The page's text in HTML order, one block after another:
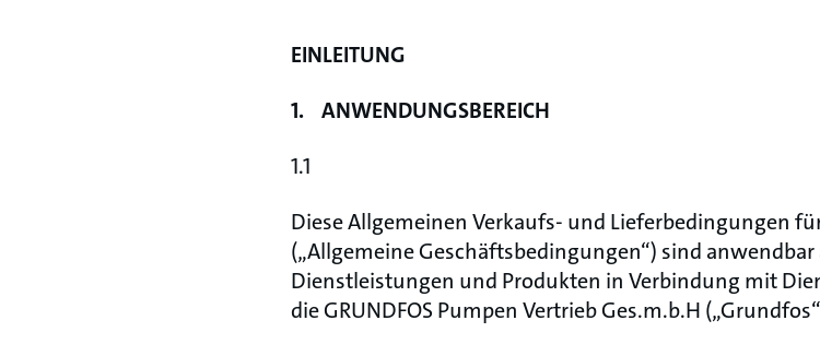
EINLEITUNG
1. ANWENDUNGSBEREICH
1.1
Diese Allgemeinen Verkaufs- und Lieferbedingungen
(„Allgemeine Geschäftsbedingungen“) sind
Dienstleistungen und Produkten in Verbindung mit
die GRUNDFOS Pumpen Vertrieb Ges.m.b.H